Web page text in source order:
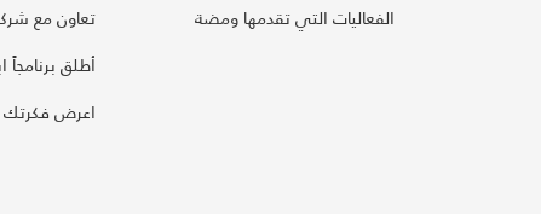
الفعاليات التي تقدمها ومضة
تعاون مع
أطلق برنامجاً
اعرض